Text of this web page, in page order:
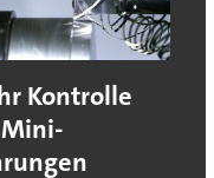
Kontrolle